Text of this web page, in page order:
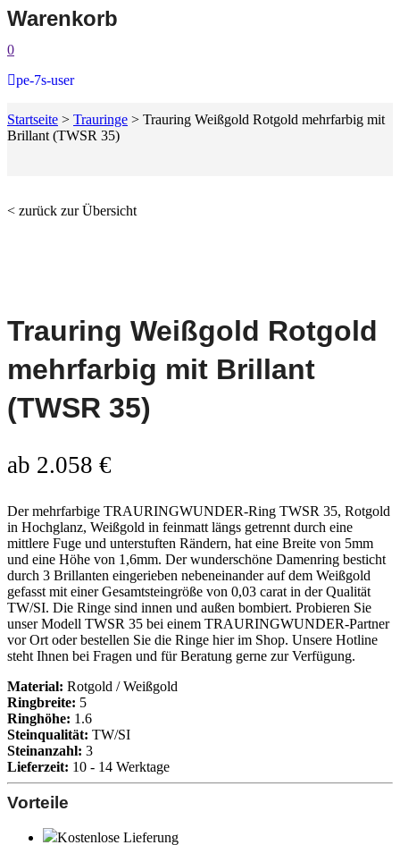
Warenkorb
0
pe-7s-user
Startseite > Trauringe > Trauring Weißgold Rotgold mehrfarbig mit
Brillant (TWSR 35)
< zurück zur Übersicht
Trauring Weißgold Rotgold
mehrfarbig mit Brillant
(TWSR 35)
ab 2.058 €
Der mehrfarbige TRAURINGWUNDER-Ring TWSR 35, Rotgold
in Hochglanz, Weißgold in feinmatt längs getrennt durch eine
mittlere Fuge und unterstuften Rändern, hat eine Breite von 5mm
und eine Höhe von 1,6mm. Der wunderschöne Damenring besticht
durch 3 Brillanten eingerieben nebeneinander auf dem Weißgold
gefasst mit einer Gesamtsteingröße von 0,03 carat in der Qualität
TW/SI. Die Ringe sind innen und außen bombiert. Probieren Sie
unser Modell TWSR 35 bei einem TRAURINGWUNDER-Partner
vor Ort oder bestellen Sie die Ringe hier im Shop. Unsere Hotline
steht Ihnen bei Fragen und für Beratung gerne zur Verfügung.
Material: Rotgold / Weißgold
Ringbreite: 5
Ringhöhe: 1.6
Steinqualität: TW/SI
Steinanzahl: 3
Lieferzeit: 10 - 14 Werktage
Vorteile
Kostenlose Lieferung